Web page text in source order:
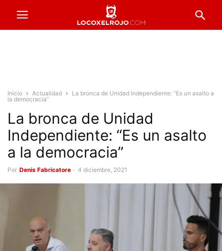
Inicio Actualidad
La bronca de Unidad Independiente: “Es un asalto a
la democracia”
La bronca de Unidad
Independiente: “Es un asalto
a la democracia”
Por Denis Fabricatore - 4 diciembre, 2021